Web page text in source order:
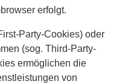
erfolgt.
Party-Cookies) oder
(sog. Third-Party-
ermöglichen die
von